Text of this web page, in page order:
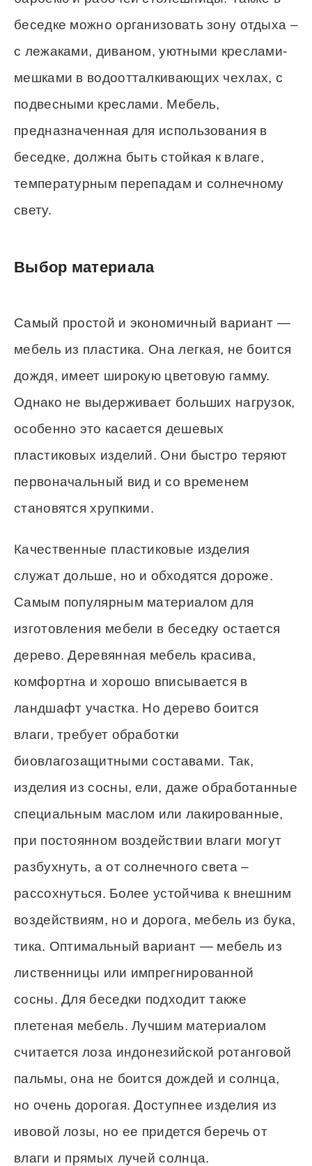
беседке можно организовать зону отдыха –
с лежаками, диваном, уютными креслами-
мешками в водоотталкивающих чехлах, с
подвесными креслами. Мебель,
предназначенная для использования в
беседке, должна быть стойкая к влаге,
температурным перепадам и солнечному
свету.
Выбор материала
Самый простой и экономичный вариант —
мебель из пластика. Она легкая, не боится
дождя, имеет широкую цветовую гамму.
Однако не выдерживает больших нагрузок,
особенно это касается дешевых
пластиковых изделий. Они быстро теряют
первоначальный вид и со временем
становятся хрупкими.
Качественные пластиковые изделия
служат дольше, но и обходятся дороже.
Самым популярным материалом для
изготовления мебели в беседку остается
дерево. Деревянная мебель красива,
комфортна и хорошо вписывается в
ландшафт участка. Но дерево боится
влаги, требует обработки
биовлагозащитными составами. Так,
изделия из сосны, ели, даже обработанные
специальным маслом или лакированные,
при постоянном воздействии влаги могут
разбухнуть, а от солнечного света –
рассохнуться. Более устойчива к внешним
воздействиям, но и дорога, мебель из бука,
тика. Оптимальный вариант — мебель из
лиственницы или импрегнированной
сосны. Для беседки подходит также
плетеная мебель. Лучшим материалом
считается лоза индонезийской ротанговой
пальмы, она не боится дождей и солнца,
но очень дорогая. Доступнее изделия из
ивовой лозы, но ее придется беречь от
влаги и прямых лучей солнца.